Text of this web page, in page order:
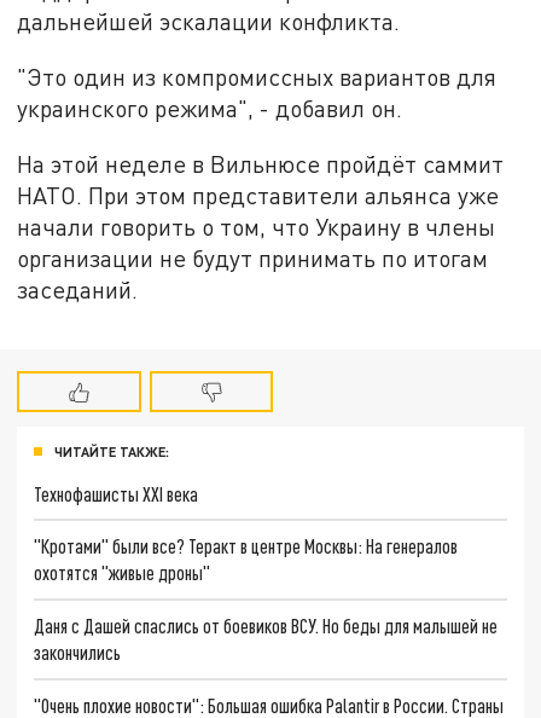
дальнейшей эскалации конфликта.
"Это один из компромиссных вариантов для
украинского режима", - добавил он.
На этой неделе в Вильнюсе пройдёт саммит
НАТО. При этом представители альянса уже
начали говорить о том, что Украину в члены
организации не будут принимать по итогам
заседаний.
ЧИТАЙТЕ ТАКЖЕ:
Технофашисты XXI века
"Кротами" были все? Теракт в центре Москвы: На генералов
охотятся "живые дроны"
Даня с Дашей спаслись от боевиков ВСУ. Но беды для малышей не
закончились
"Очень плохие новости": Большая ошибка Palantir в России. Страны